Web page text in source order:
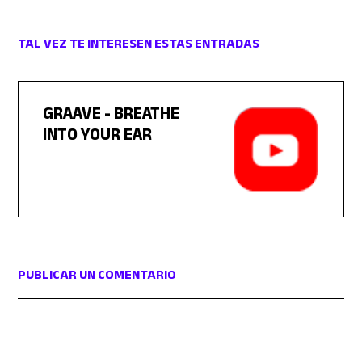
TAL VEZ TE INTERESEN ESTAS ENTRADAS
GRAAVE - BREATHE
INTO YOUR EAR
PUBLICAR UN COMENTARIO